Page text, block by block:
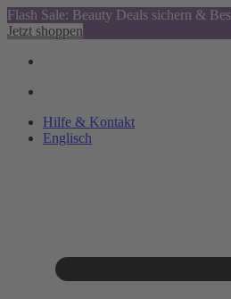
Flash Sale: Beauty Deals sichern &
Jetzt shoppen
Hilfe & Kontakt
Englisch